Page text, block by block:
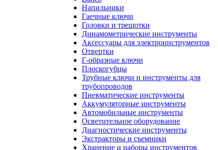
Напильники
Гаечные ключи
Головки и трещотки
Динамометрические инструменты
Аксессуары для электроинструментов
Отвертки
Г-образные ключи
Плоскогубцы
Трубные ключи и инструменты для
трубопроводов
Пневматические инструменты
Аккумуляторные инструменты
Автомобильные инструменты
Осветительное оборудование
Диагностические инструменты
Экстракторы и съемники
Хранение и наборы инструментов